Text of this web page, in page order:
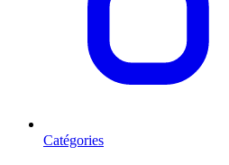
Catégories